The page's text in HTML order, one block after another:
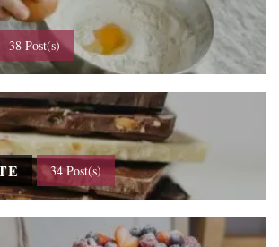
38 Post(s)
34 Post(s)